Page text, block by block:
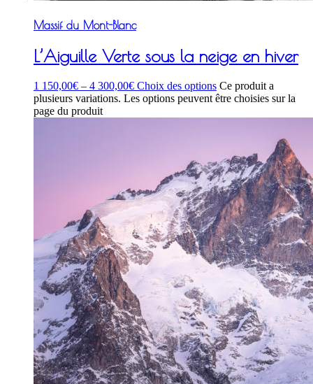
Massif du Mont-Blanc
L’Aiguille Verte sous la neige en hiver
1 150,00€ – 4 300,00€ Choix des options Ce produit a
plusieurs variations. Les options peuvent être choisies sur la
page du produit